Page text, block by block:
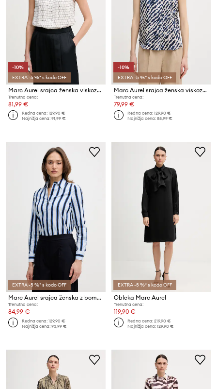
-10%
EXTRA -5 %* s kodo OFF
Marc Aurel srajca ženska viskozna
Trenutna cena:
81,99 €
Redna cena:129,90 €
Najnižja cena:91,99 €
-10%
EXTRA -5 %* s kodo OFF
Marc Aurel srajca ženska viskozna
Trenutna cena:
79,99 €
Redna cena:129,90 €
Najnižja cena:88,99 €
EXTRA -5 %* s kodo OFF
Marc Aurel srajca ženska z bombažem
Trenutna cena:
84,99 €
Redna cena:129,90 €
Najnižja cena:93,99 €
EXTRA -5 %* s kodo OFF
Obleka Marc Aurel
Trenutna cena:
119,90 €
Redna cena:219,90 €
Najnižja cena:129,90 €